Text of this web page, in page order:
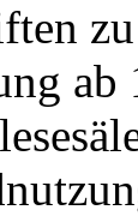
ab